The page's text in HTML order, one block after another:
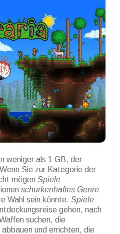
weniger als 1 GB, der
Sie zur Kategorie der
mögen Spiele
schurkenhaftes Genre
Wahl sein könnte. Spiele
gehen, nach
suchen, die
und errichten, die